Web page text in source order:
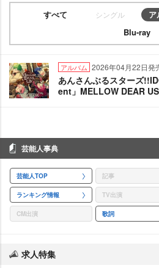
すべて シングル ア
Blu-ray
アルバム 2026年04月22日発
あんさんぶるスターズ
ent」MELLOW DEAR US
芸能人事典
芸能人TOP 記事
ランキング情報 TV出演
CM出演 歌詞
求人特集